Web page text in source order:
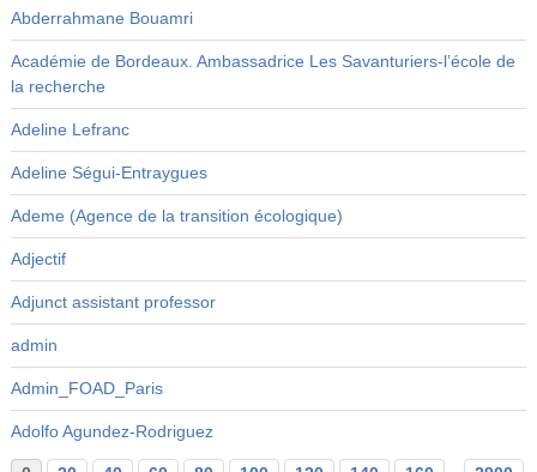
Abderrahmane Bouamri
Académie de Bordeaux. Ambassadrice Les Savanturiers-l’école de
la recherche
Adeline Lefranc
Adeline Ségui-Entraygues
Ademe (Agence de la transition écologique)
Adjectif
Adjunct assistant professor
admin
Admin_FOAD_Paris
Adolfo Agundez-Rodriguez